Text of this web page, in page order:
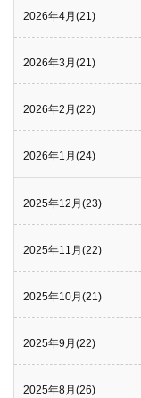
2026年4月(21)
2026年3月(21)
2026年2月(22)
2026年1月(24)
2025年12月(23)
2025年11月(22)
2025年10月(21)
2025年9月(22)
2025年8月(26)